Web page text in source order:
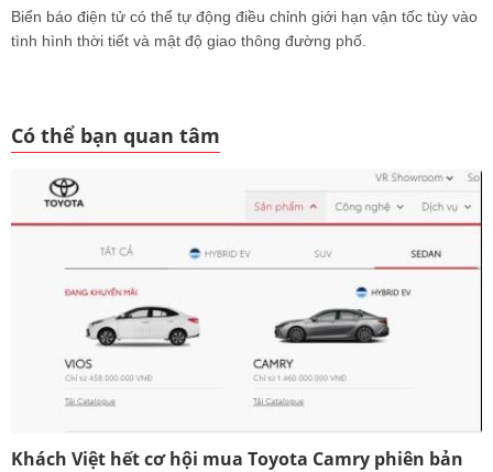
Biển báo điện tử có thể tự động điều chỉnh giới hạn vận tốc tùy vào
tình hình thời tiết và mật độ giao thông đường phố.
Có thể bạn quan tâm
Khách Việt hết cơ hội mua Toyota Camry phiên bản